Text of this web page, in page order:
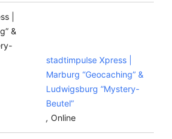
stadtimpulse Xpress |
Marburg “Geocaching” &
Ludwigsburg “Mystery-
Beutel”
, Online